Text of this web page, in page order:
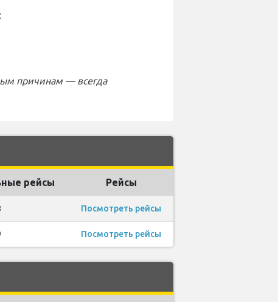
:
причинам — всегда
рейсы Рейсы
Посмотреть рейсы
Посмотреть рейсы